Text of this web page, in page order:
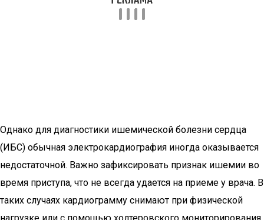
Однако для диагностики ишемической болезни сердца
(ИБС) обычная электрокардиография иногда оказывается
недостаточной. Важно зафиксировать признак ишемии во
время приступа, что не всегда удается на приеме у врача. В
таких случаях кардиограмму снимают при физической